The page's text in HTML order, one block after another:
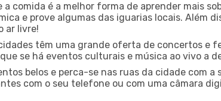
a comida é a melhor forma de aprender mais
e prove algumas das iguarias locais. Além
ar livre!
têm uma grande oferta de concertos e
se há eventos culturais e música ao vivo a
belos e perca-se nas ruas da cidade com
com o seu telefone ou com uma câmara